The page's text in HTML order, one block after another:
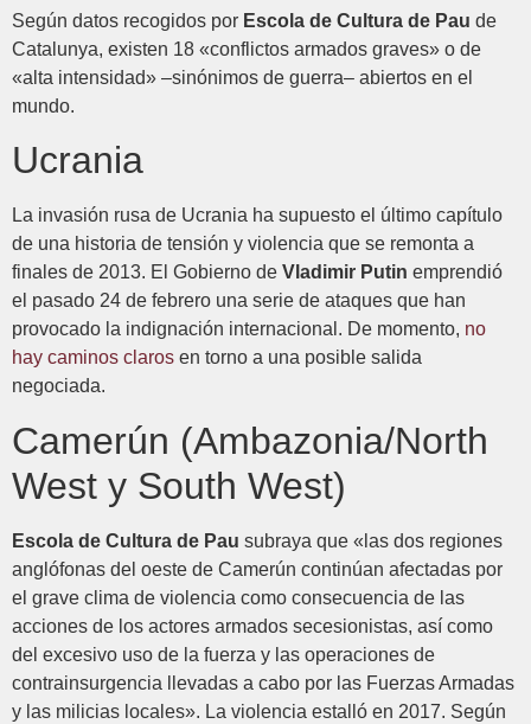
Según datos recogidos por Escola de Cultura de Pau de
Catalunya, existen 18 «conflictos armados graves» o de
«alta intensidad» –sinónimos de guerra– abiertos en el
mundo.
Ucrania
La invasión rusa de Ucrania ha supuesto el último capítulo
de una historia de tensión y violencia que se remonta a
finales de 2013. El Gobierno de Vladimir Putin emprendió
el pasado 24 de febrero una serie de ataques que han
provocado la indignación internacional. De momento, no
hay caminos claros en torno a una posible salida
negociada.
Camerún (Ambazonia/North
West y South West)
Escola de Cultura de Pau subraya que «las dos regiones
anglófonas del oeste de Camerún continúan afectadas por
el grave clima de violencia como consecuencia de las
acciones de los actores armados secesionistas, así como
del excesivo uso de la fuerza y las operaciones de
contrainsurgencia llevadas a cabo por las Fuerzas Armadas
y las milicias locales». La violencia estalló en 2017. Según